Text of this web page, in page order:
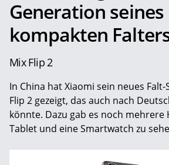
Generation seines
kompakten
Mix Flip 2
In China hat Xiaomi sein neues
Flip 2 gezeigt, das auch nach
könnte. Dazu gab es noch mehrere
Tablet und eine Smartwatch zu